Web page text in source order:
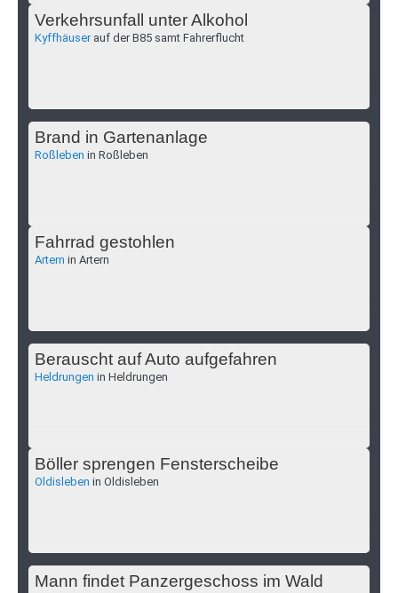
Verkehrsunfall unter Alkohol
Kyffhäuserauf der B85 samt Fahrerflucht
Brand in Gartenanlage
Roßleben in Roßleben
Fahrrad gestohlen
Artern in Artern
Berauscht auf Auto aufgefahren
Heldrungen in Heldrungen
Böller sprengen Fensterscheibe
Oldisleben in Oldisleben
Mann findet Panzergeschoss im Wald